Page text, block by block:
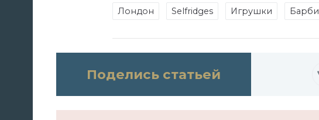
Лондон Selfridges Игрушки Барби
Поделись статьей